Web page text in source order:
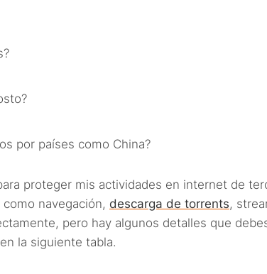
por países como China?
proteger mis actividades en internet de
navegación, descarga de torrents,
pero hay algunos detalles que
la siguiente tabla.